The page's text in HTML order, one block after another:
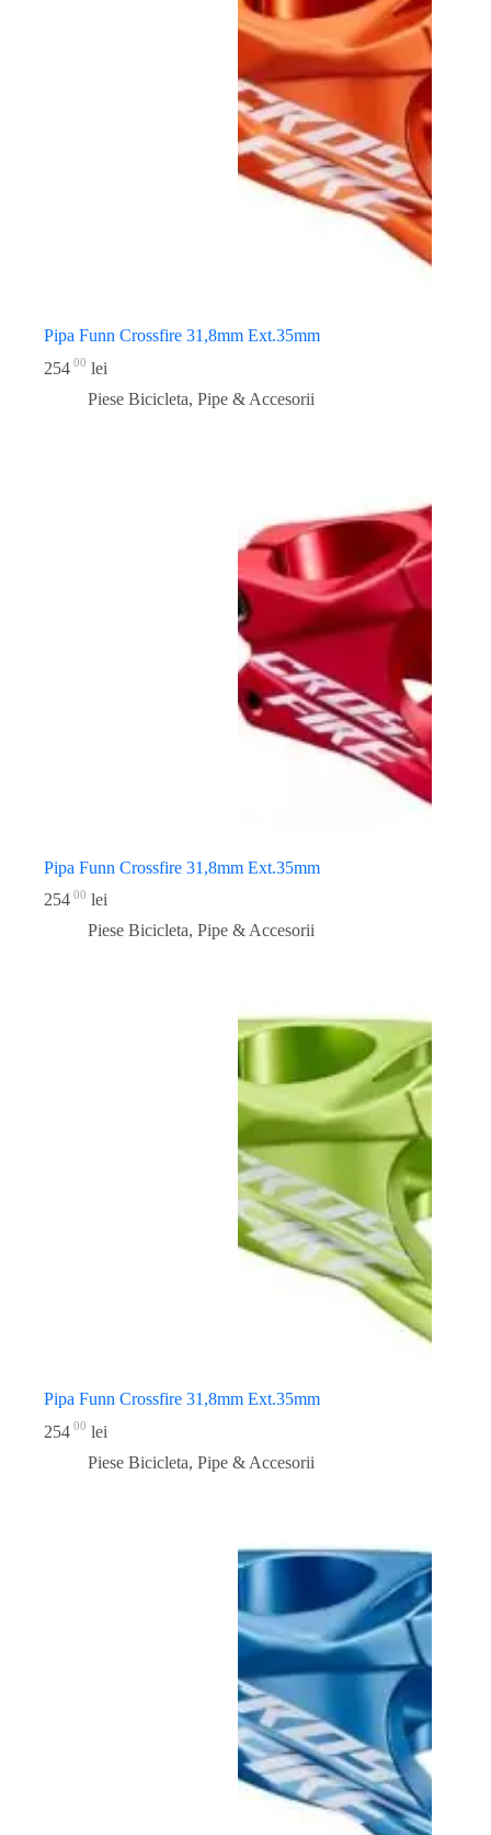
Pipa Funn Crossfire 31,8mm Ext.35mm
254 00 lei
Piese Bicicleta, Pipe & Accesorii
Pipa Funn Crossfire 31,8mm Ext.35mm
254 00 lei
Piese Bicicleta, Pipe & Accesorii
Pipa Funn Crossfire 31,8mm Ext.35mm
254 00 lei
Piese Bicicleta, Pipe & Accesorii